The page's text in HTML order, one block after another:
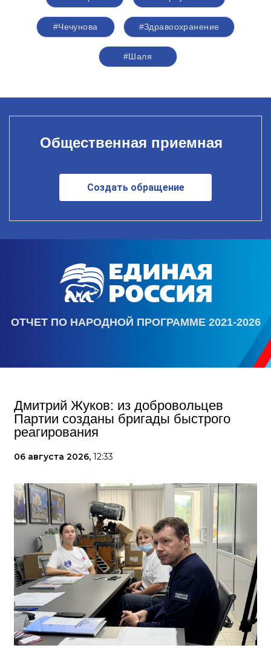
#Чечунова #Здравоохранение
#Шаля
Общественная приемная
Создать обращение
ОТЧЕТ ПО НАРОДНОЙ ПРОГРАММЕ 2021-2026
Дмитрий Жуков: из добровольцев
Партии созданы бригады быстрого
реагирования
06 августа 2026, 12:33